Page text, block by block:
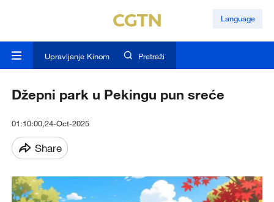
Language
Upravljanje Kinom Pretraži
Džepni park u Pekingu pun sreće
01:10:00,24-Oct-2025
Share